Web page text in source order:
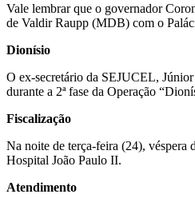
Vale lembrar que o governador
de Valdir Raupp (MDB) com o
Dionísio
O ex-secretário da SEJUCEL,
durante a 2ª fase da Operação
Fiscalização
Na noite de terça-feira (24), véspera
Hospital João Paulo II.
Atendimento